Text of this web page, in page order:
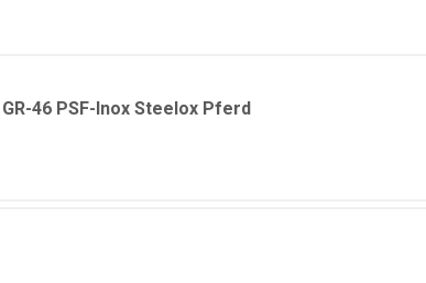
46 PSF-Inox Steelox Pferd